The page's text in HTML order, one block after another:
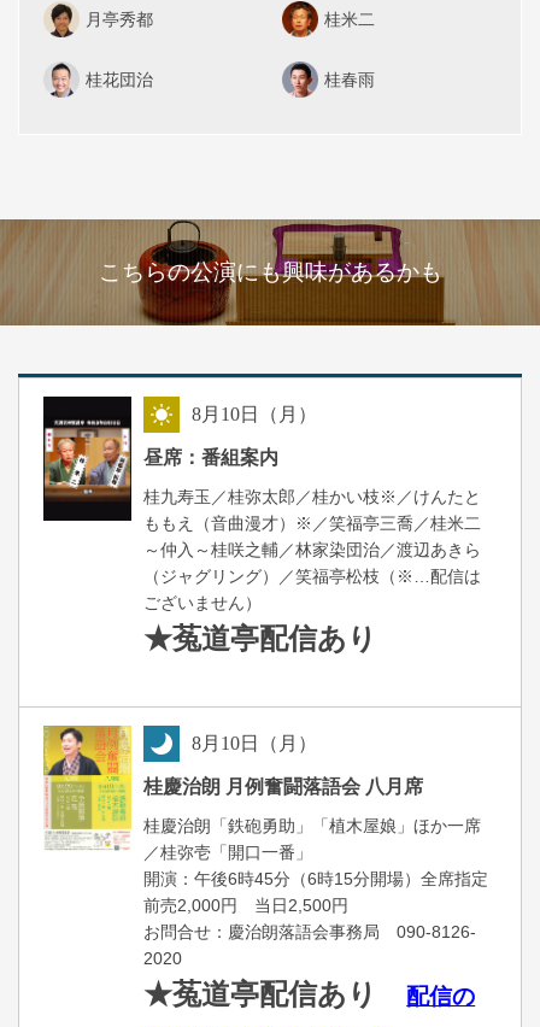
月亭秀都 桂米二
桂花団治 桂春雨
こちらの公演にも興味があるかも
8月 10日（月）
昼席：番組案内
桂九寿玉／桂弥太郎／桂かい枝※／けんたと
ももえ（音曲漫才）※／笑福亭三喬／桂米二
～仲入～桂咲之輔／林家染団治／渡辺あきら
（ジャグリング）／笑福亭松枝（※…配信は
ございません）
★菟道亭配信あり
8月 10日（月）
桂慶治朗 月例奮闘落語会 八月席
桂慶治朗「鉄砲勇助」「植木屋娘」ほか一席
／桂弥壱「開口一番」
開演：午後6時45分（6時15分開場）全席指定
前売2,000円 当日2,500円
お問合せ：慶治朗落語会事務局 090-8126-
2020
★菟道亭配信あり配信の